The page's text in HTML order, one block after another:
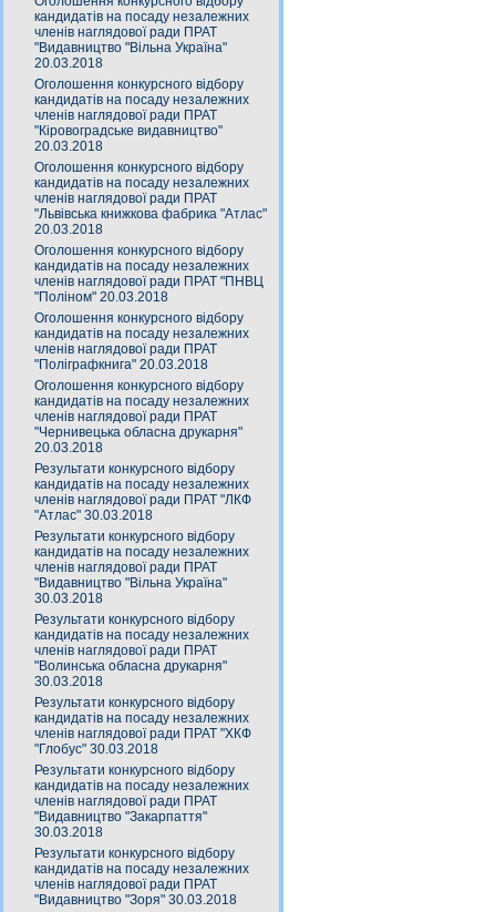
кандидатів на посаду незалежних
членів наглядової ради ПРАТ
"Видавництво "Вільна Україна"
20.03.2018
Оголошення конкурсного відбору
кандидатів на посаду незалежних
членів наглядової ради ПРАТ
"Кіровоградське видавництво"
20.03.2018
Оголошення конкурсного відбору
кандидатів на посаду незалежних
членів наглядової ради ПРАТ
"Львівська книжкова фабрика "Атлас"
20.03.2018
Оголошення конкурсного відбору
кандидатів на посаду незалежних
членів наглядової ради ПРАТ "ПНВЦ
"Поліном" 20.03.2018
Оголошення конкурсного відбору
кандидатів на посаду незалежних
членів наглядової ради ПРАТ
"Поліграфкнига" 20.03.2018
Оголошення конкурсного відбору
кандидатів на посаду незалежних
членів наглядової ради ПРАТ
"Чернивецька обласна друкарня"
20.03.2018
Результати конкурсного відбору
кандидатів на посаду незалежних
членів наглядової ради ПРАТ "ЛКФ
"Атлас" 30.03.2018
Результати конкурсного відбору
кандидатів на посаду незалежних
членів наглядової ради ПРАТ
"Видавництво "Вільна Україна"
30.03.2018
Результати конкурсного відбору
кандидатів на посаду незалежних
членів наглядової ради ПРАТ
"Волинська обласна друкарня"
30.03.2018
Результати конкурсного відбору
кандидатів на посаду незалежних
членів наглядової ради ПРАТ "ХКФ
"Глобус" 30.03.2018
Результати конкурсного відбору
кандидатів на посаду незалежних
членів наглядової ради ПРАТ
"Видавництво "Закарпаття"
30.03.2018
Результати конкурсного відбору
кандидатів на посаду незалежних
членів наглядової ради ПРАТ
"Видавництво "Зоря" 30.03.2018